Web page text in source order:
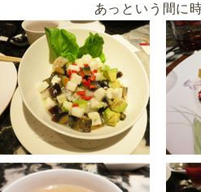
あっという間に